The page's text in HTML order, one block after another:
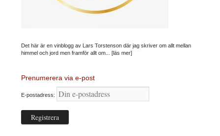
Det här är en vinblogg av Lars Torstenson där jag skriver om allt mellan
himmel och jord men framför allt om... [läs mer]
Prenumerera via e-post
E-postadress: